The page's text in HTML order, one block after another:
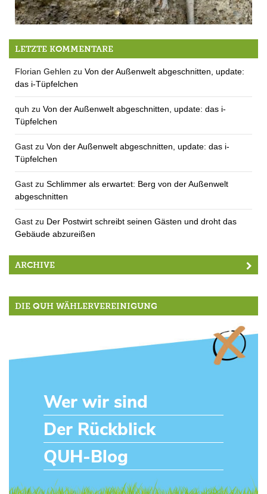
Skelettfunde in Berg
LETZTE KOMMENTARE
Florian Gehlen zu Von der Außenwelt abgeschnitten, update:
das i-Tüpfelchen
quh zu Von der Außenwelt abgeschnitten, update: das i-
Tüpfelchen
Gast zu Von der Außenwelt abgeschnitten, update: das i-
Tüpfelchen
Gast zu Schlimmer als erwartet: Berg von der Außenwelt
abgeschnitten
Gast zu Der Postwirt schreibt seinen Gästen und droht das
Gebäude abzureißen
ARCHIVE
DIE QUH WÄHLERVEREINIGUNG
Wer wir sind
Der Rückblick
QUH-Blog